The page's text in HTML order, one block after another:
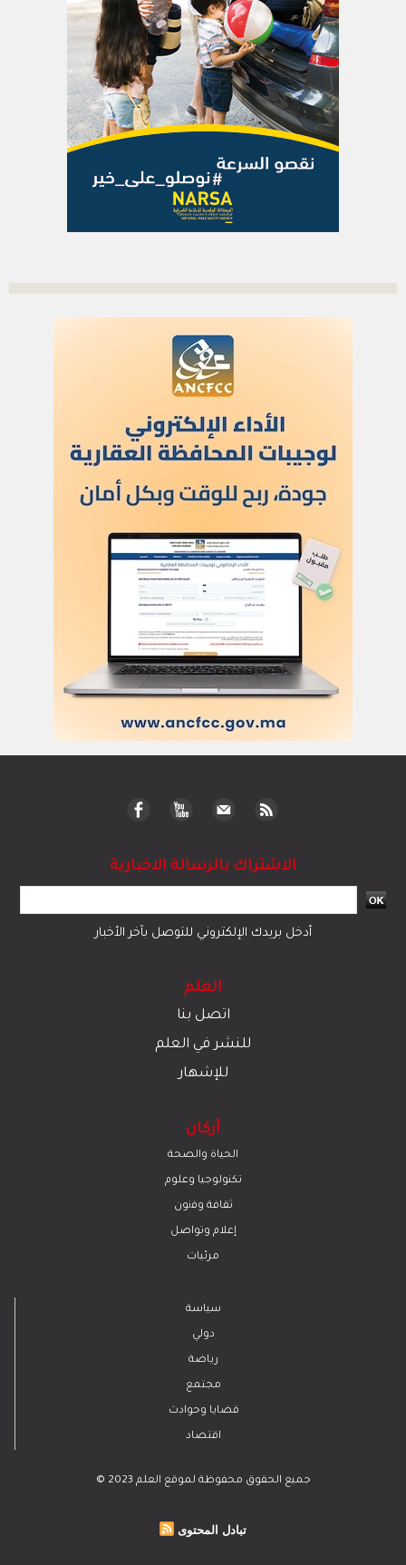
الاشتراك بالرسالة الاخبارية
أدخل بريدك الإلكتروني للتوصل بآخر الأخبار
العلم
اتصل بنا
للنشر في العلم
للإشهار
أركان
الحياة والصحة
تكنولوجيا وعلوم
ﺛﻘﺎﻓﺔ وﻓﻧون
إعلام وتواصل
مرئيات
سياسة
دولي
رياضة
مجتمع
قضايا وحوادث
اقتصاد
© 2023 جميع الحقوق محفوظة لموقع العلم
تبادل المحتوى